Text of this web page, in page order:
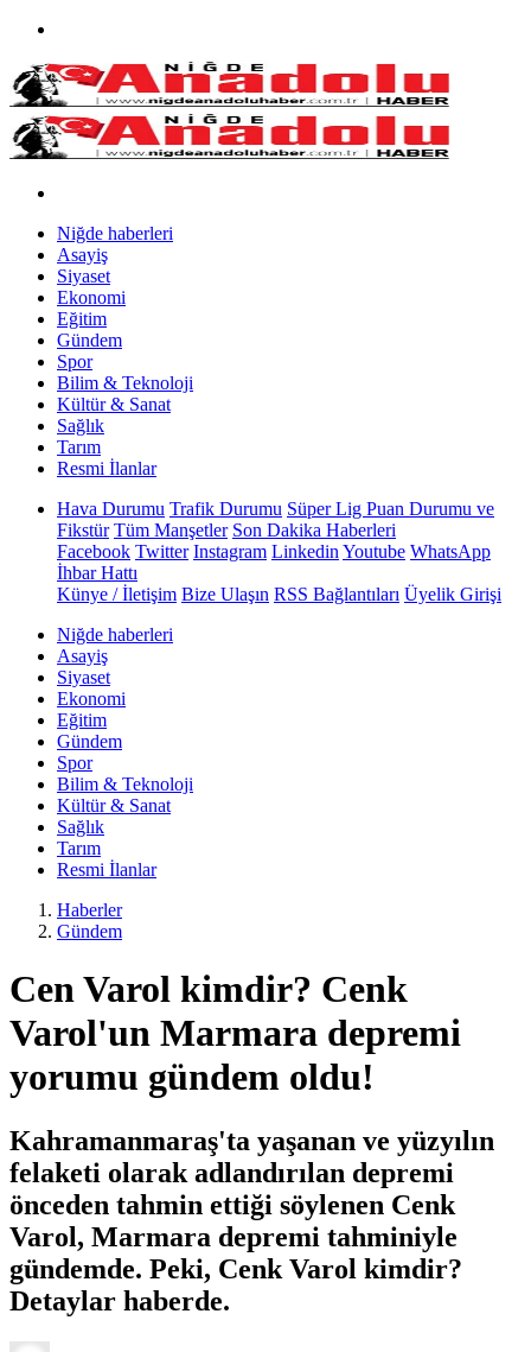
Niğde haberleri
Asayiş
Siyaset
Ekonomi
Eğitim
Gündem
Spor
Bilim & Teknoloji
Kültür & Sanat
Sağlık
Tarım
Resmi İlanlar
Hava Durumu Trafik Durumu Süper Lig Puan Durumu ve
Fikstür Tüm Manşetler Son Dakika Haberleri
Facebook Twitter Instagram Linkedin Youtube WhatsApp
İhbar Hattı
Künye / İletişim Bize Ulaşın RSS Bağlantıları Üyelik Girişi
Niğde haberleri
Asayiş
Siyaset
Ekonomi
Eğitim
Gündem
Spor
Bilim & Teknoloji
Kültür & Sanat
Sağlık
Tarım
Resmi İlanlar
Haberler
Gündem
Cen Varol kimdir? Cenk
Varol'un Marmara depremi
yorumu gündem oldu!
Kahramanmaraş'ta yaşanan ve yüzyılın
felaketi olarak adlandırılan depremi
önceden tahmin ettiği söylenen Cenk
Varol, Marmara depremi tahminiyle
gündemde. Peki, Cenk Varol kimdir?
Detaylar haberde.